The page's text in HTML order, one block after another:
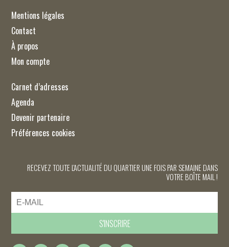
Mentions légales
Contact
À propos
Mon compte
Carnet d’adresses
Agenda
Devenir partenaire
Préférences cookies
RECEVEZ TOUTE L'ACTUALITÉ DU QUARTIER UNE FOIS PAR SEMAINE DANS
VOTRE BOÎTE MAIL !